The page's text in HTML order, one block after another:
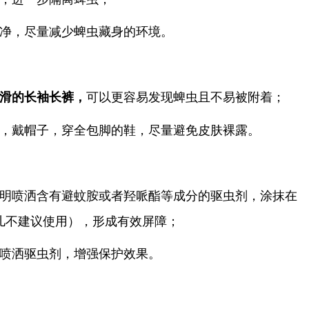
，尽量减少蜱虫藏身的环境。
的长袖长裤， 可以更容易发现蜱虫且不易被附着；
戴帽子，穿全包脚的鞋，尽量避免皮肤裸露。
喷洒含有避蚊胺或者羟哌酯等成分的驱虫剂，涂抹在
建议使用），形成有效屏障；
洒驱虫剂，增强保护效果。